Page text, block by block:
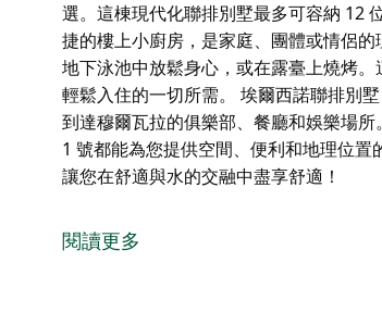
選。這棟現代化聯排別墅最多可容納 12
捷的樓上小廚房，是家庭、團體或情侶
地下泳池中放鬆身心，或在露臺上燒烤
輕鬆入住的一切所需。 埃爾西諾聯排別
到達穆爾瓦拉的俱樂部、餐廳和娛樂場
1 號都能為您提供空間、便利和地理位置
讓您在舒適與水的交融中盡享舒適！
選。這棟現代化聯排別墅最多可容納 12
捷的樓上小廚房，是家庭、團體或情侶的
閱讀更多